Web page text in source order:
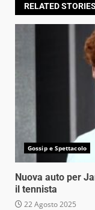
RELATED STORIES
Gossip e Spettacolo
Nuova auto per
il tennista
22 Agosto 2025